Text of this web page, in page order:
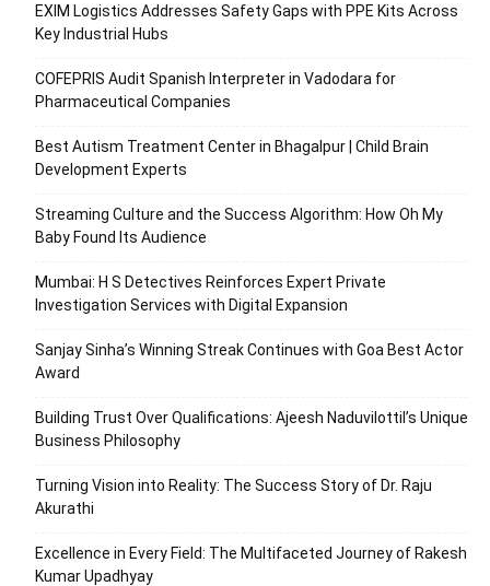
EXIM Logistics Addresses Safety Gaps with PPE Kits Across
Key Industrial Hubs
COFEPRIS Audit Spanish Interpreter in Vadodara for
Pharmaceutical Companies
Best Autism Treatment Center in Bhagalpur | Child Brain
Development Experts
Streaming Culture and the Success Algorithm: How Oh My
Baby Found Its Audience
Mumbai: H S Detectives Reinforces Expert Private
Investigation Services with Digital Expansion
Sanjay Sinha’s Winning Streak Continues with Goa Best Actor
Award
Building Trust Over Qualifications: Ajeesh Naduvilottil’s Unique
Business Philosophy
Turning Vision into Reality: The Success Story of Dr. Raju
Akurathi
Excellence in Every Field: The Multifaceted Journey of Rakesh
Kumar Upadhyay